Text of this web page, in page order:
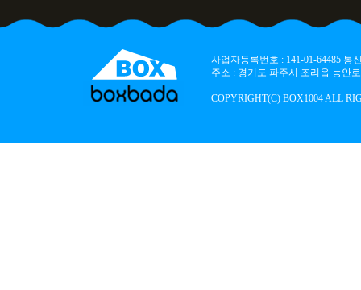
사업자등록번호 : 141-01-64485
주소 : 경기도 파주시 조리읍 능안
COPYRIGHT(C) BOX1004 ALL